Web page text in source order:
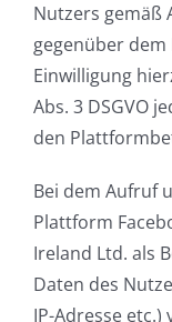
Nutzers gemäß
gegenüber
Einwilligung
Abs. 3 DSGVO
den
Bei dem Aufruf
Plattform
Ireland Ltd. als
Daten des
IP-Adresse